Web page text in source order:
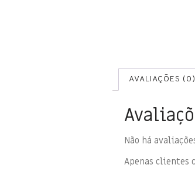
AVALIAÇÕES (0)
Não há
Apenas clientes